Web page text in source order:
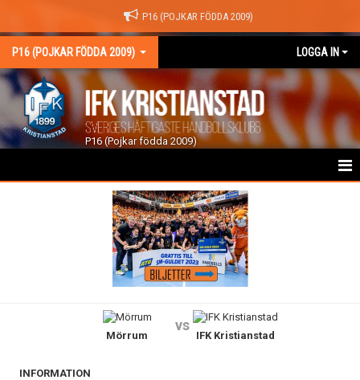
P16 (POJKAR FÖDDA 2009)
P16 (POJKAR FÖDDA 2009) LOGGA IN
P16 (Pojkar födda 2009)
BILDGALLERI
Mörrum
vs
IFK Kristianstad
INFORMATION